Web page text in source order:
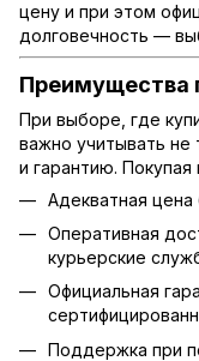
цену и при этом
долговечность —
Преимущества
При выборе, где
важно учитывать не
и гарантию.
Адекватная
Оперативная
курьерские
Официальная
Поддержка при